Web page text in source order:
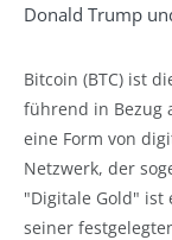
Donald Trump
Bitcoin (BTC) ist
führend in Bezug
eine Form von
Netzwerk, der
"Digitale Gold" ist
seiner